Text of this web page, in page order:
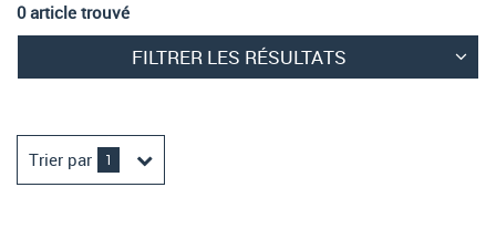
0 article trouvé
FILTRER LES RÉSULTATS
Trier par 1